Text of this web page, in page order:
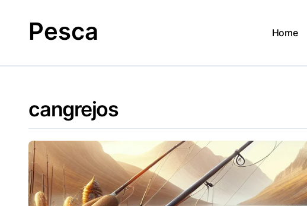
contentPesca Home
cangrejos